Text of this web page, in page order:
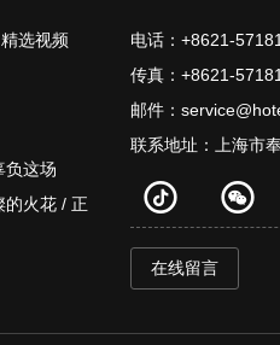
精选视频
负这场
的火花 / 正
电话：+8621-
传真：+8621-
邮件：
联系地址：上海市
在线留言